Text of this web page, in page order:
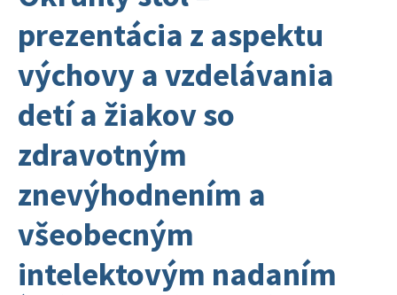
prezentácia z aspektu
výchovy a vzdelávania
detí a žiakov so
zdravotným
znevýhodnením a
všeobecným
intelektovým nadaním